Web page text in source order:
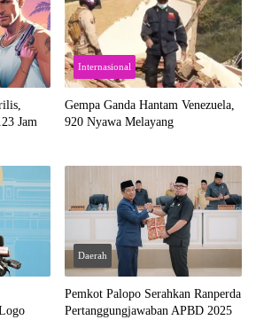
Jam
Internasional
Gempa Ganda Hantam Venezuela,
920 Nyawa Melayang
Daerah
Pemkot Palopo Serahkan Ranperda
Pertanggungjawaban APBD 2025